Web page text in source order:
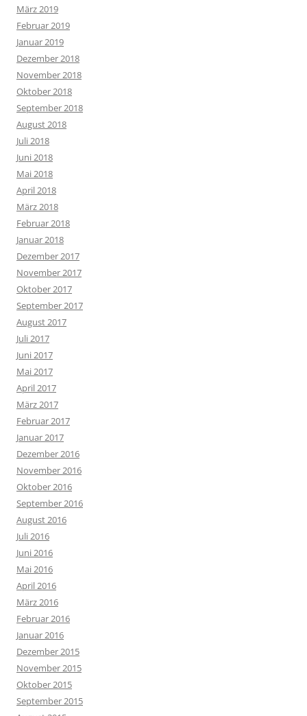
März 2019
Februar 2019
Januar 2019
Dezember 2018
November 2018
Oktober 2018
September 2018
August 2018
Juli 2018
Juni 2018
Mai 2018
April 2018
März 2018
Februar 2018
Januar 2018
Dezember 2017
November 2017
Oktober 2017
September 2017
August 2017
Juli 2017
Juni 2017
Mai 2017
April 2017
März 2017
Februar 2017
Januar 2017
Dezember 2016
November 2016
Oktober 2016
September 2016
August 2016
Juli 2016
Juni 2016
Mai 2016
April 2016
März 2016
Februar 2016
Januar 2016
Dezember 2015
November 2015
Oktober 2015
September 2015